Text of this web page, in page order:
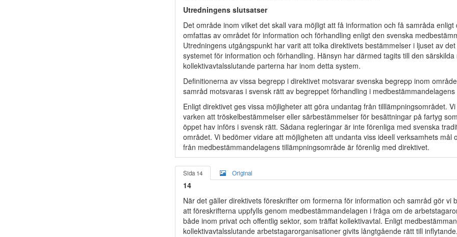
Utredningens slutsatser
Det område inom vilket det skall vara möjligt att få information och få samråda enligt
omfattas av området för information och förhandling enligt den svenska
Utredningens utgångspunkt har varit att tolka direktivets bestämmelser i ljuset av
systemet för information och förhandling. Hänsyn har därmed tagits till den särskilda
kollektivavtalsslutande parterna har inom detta system.
Definitionerna av vissa begrepp i direktivet motsvarar svenska begrepp inom
samråd motsvaras i svensk rätt av begreppet förhandling i medbestämmandelagens
Enligt direktivet ges vissa möjligheter att göra undantag från tilllämpningsområdet.
varken att tröskelbestämmelser eller särbestämmelser för besättningar på fartyg
öppet hav införs i svensk rätt. Sådana regleringar är inte förenliga med svenska
området. Vi bedömer vidare att möjligheten att undanta viss ideell verksamhets mål
från medbestämmandelagens tillämpningsområde är förenlig med direktivet.
Sida 14 Original
14
När det gäller direktivets föreskrifter om formerna för information och samråd gör vi
att föreskrifterna uppfylls genom medbestämmandelagen i fråga om de
både inom privat och offentlig sektor, som träffat kollektivavtal. Enligt
kollektivavtalsslutande arbetstagarorganisationer givits långtgående rätt till